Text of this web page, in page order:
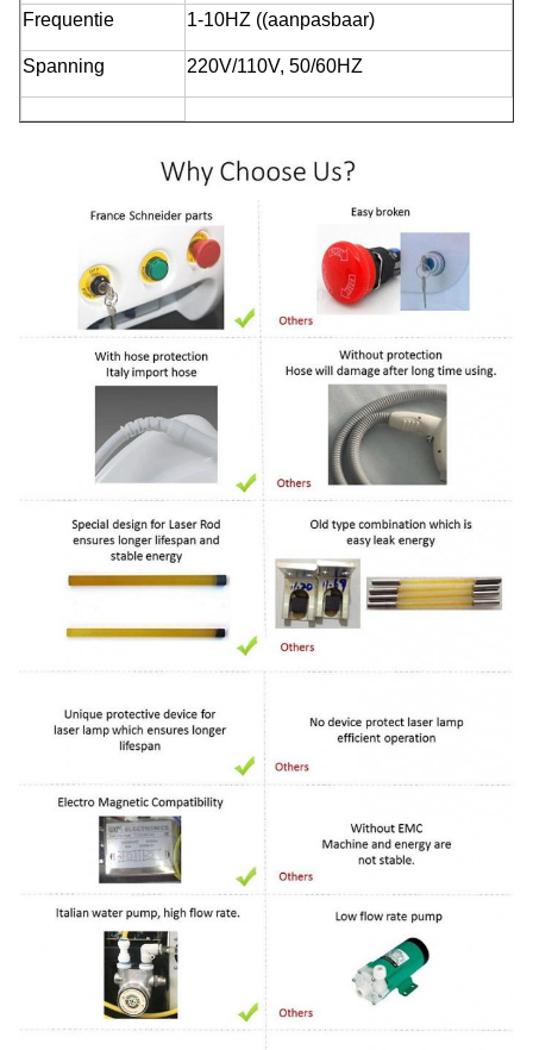
Frequentie 1-10HZ ((aanpasbaar)
Spanning 220V/110V, 50/60HZ